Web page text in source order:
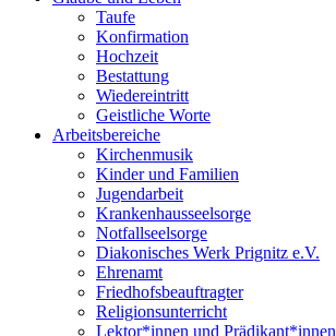
Taufe
Konfirmation
Hochzeit
Bestattung
Wiedereintritt
Geistliche Worte
Arbeitsbereiche
Kirchenmusik
Kinder und Familien
Jugendarbeit
Krankenhausseelsorge
Notfallseelsorge
Diakonisches Werk Prignitz e.V.
Ehrenamt
Friedhofsbeauftragter
Religionsunterricht
Lektor*innen und Prädikant*innen